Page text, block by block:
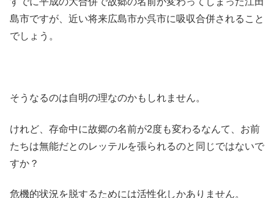
島市ですが、近い将来広島市か呉市に吸収合併されること
でしょう。
そうなるのは自明の理なのかもしれません。
けれど、存命中に故郷の名前が2度も変わるなんて、お前
たちは無能だとのレッテルを張られるのと同じではないで
すか？
危機的状況を脱するためには活性化しかありません。